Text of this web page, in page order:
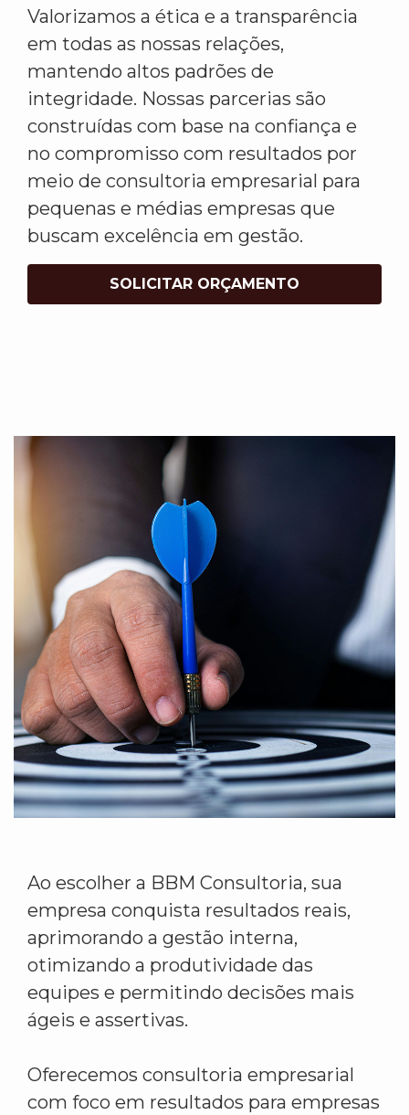
Valorizamos a ética e a transparência
em todas as nossas relações,
mantendo altos padrões de
integridade. Nossas parcerias são
construídas com base na confiança e
no compromisso com resultados por
meio de consultoria empresarial para
pequenas e médias empresas que
buscam excelência em gestão.
SOLICITAR ORÇAMENTO
Ao escolher a BBM Consultoria, sua
empresa conquista resultados reais,
aprimorando a gestão interna,
otimizando a produtividade das
equipes e permitindo decisões mais
ágeis e assertivas.
Oferecemos consultoria empresarial
com foco em resultados para empresas